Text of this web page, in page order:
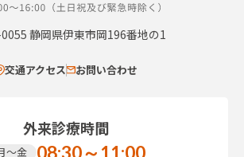
静岡県伊東市岡196番地の1
交通アクセス お問い合わせ
外来診療時間
～金 08:30～11:00